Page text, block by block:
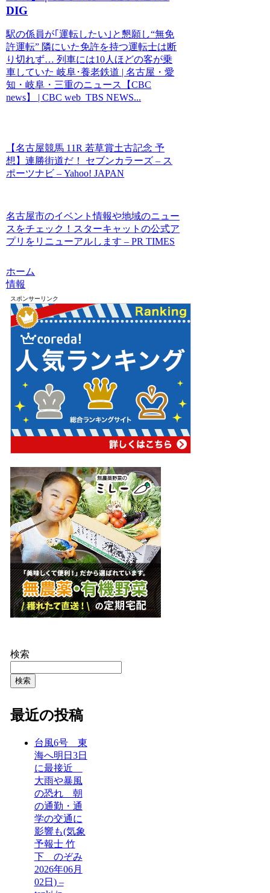
DIG
駅の係員が｢運転したい｣と懇願し“無免
許運転” 隣にいた免許を持つ運転士は断
り切れず… 列車には10人ほどの客が乗
車していた 岐阜･養老鉄道 | 名古屋・愛
知・岐阜・三重のニュース【CBC
news】 | CBC web TBS NEWS...
【名古屋競馬 11R 若草賞土古記念 予
想】連勝街道だ！ セブンカラーズ – ス
ポーツナビ – Yahoo! JAPAN
名古屋市のイベント情報や地域のニュー
スをチェック！スターキャットの公式ア
プリをリニューアルします – PR TIMES
ホーム
情報
スポンサーリンク
検索
検索
最近の投稿
台風6号 東
海へ明日3日
に最接近
大雨や暴風
の恐れ 朝
の通勤・通
学の交通に
影響も(気象
予報士 竹
下 のぞみ
2026年06月
02日) –